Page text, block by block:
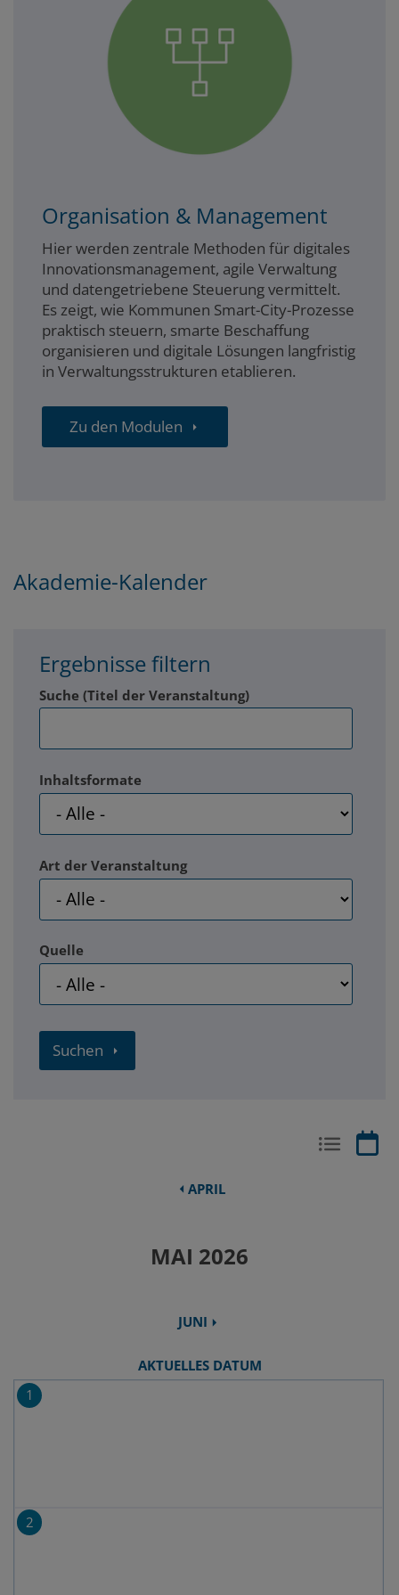
Organisation & Management
Hier werden zentrale Methoden für digitales
Innovationsmanagement, agile Verwaltung
und datengetriebene Steuerung vermittelt.
Es zeigt, wie Kommunen Smart-City-Prozesse
praktisch steuern, smarte Beschaffung
organisieren und digitale Lösungen langfristig
in Verwaltungsstrukturen etablieren.
Zu den Modulen
Smart
Akademie
Kalender
Akademie-Kalender
Ergebnisse filtern
Suche (Titel der Veranstaltung)
Inhaltsformate
Art der Veranstaltung
Quelle
Suchen
APRIL
MAI 2026
JUNI
AKTUELLES DATUM
1
2